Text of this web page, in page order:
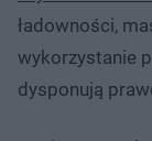
ładowności,
wykorzystanie
dysponują